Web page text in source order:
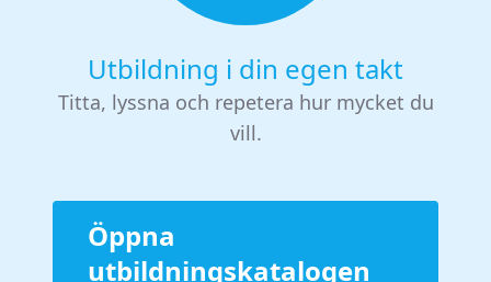
Utbildning i din egen takt
Titta, lyssna och repetera hur mycket du
vill.
Öppna
utbildningskatalogen